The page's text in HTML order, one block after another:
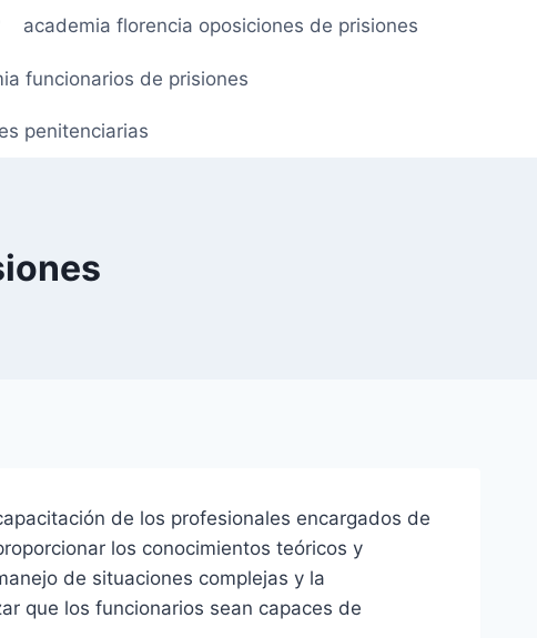
academia florencia oposiciones de prisiones
funcionarios de prisiones
penitenciarias
de los profesionales encargados de
los conocimientos teóricos y
de situaciones complejas y la
que los funcionarios sean capaces de